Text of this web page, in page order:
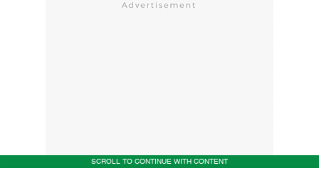
SCROLL TO CONTINUE WITH CONTENT